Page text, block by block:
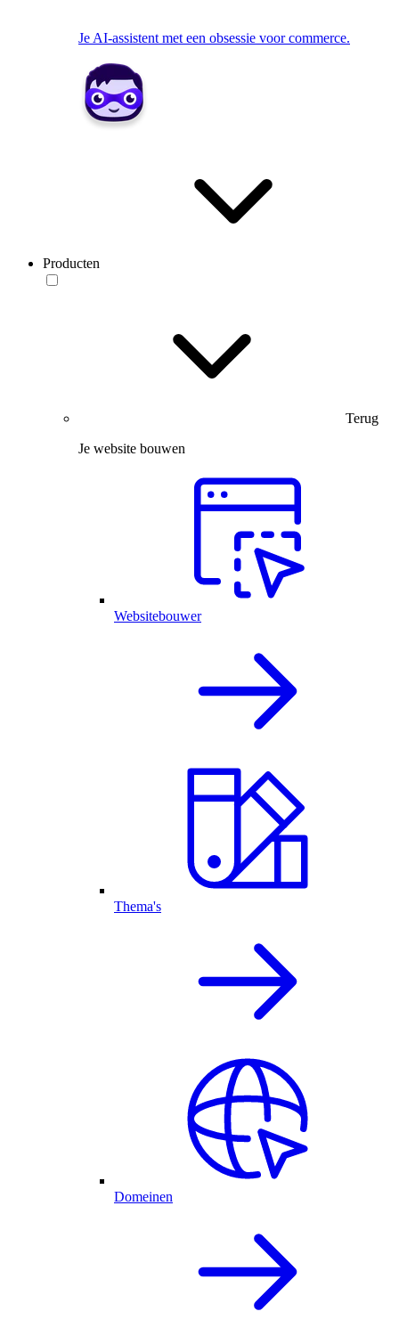
Je AI-assistent met een obsessie voor commerce.
Producten
Terug
Je website bouwen
Websitebouwer
Thema's
Domeinen